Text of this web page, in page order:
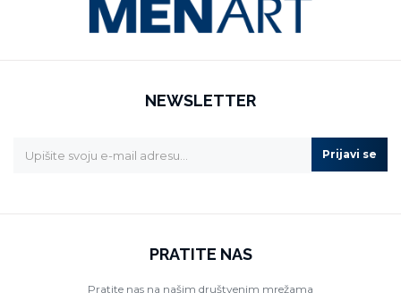
NEWSLETTER
Prijavi se
PRATITE NAS
Pratite nas na našim društvenim mrežama